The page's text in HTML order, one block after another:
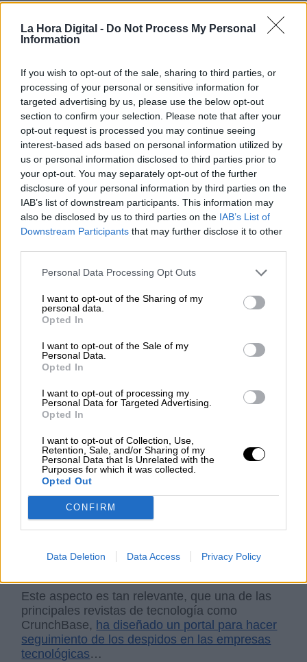
La Hora Digital - Do Not Process My Personal
Information
If you wish to opt-out of the sale, sharing to third parties, or
processing of your personal or sensitive information for
targeted advertising by us, please use the below opt-out
section to confirm your selection. Please note that after your
opt-out request is processed you may continue seeing
interest-based ads based on personal information utilized by
us or personal information disclosed to third parties prior to
your opt-out. You may separately opt-out of the further
disclosure of your personal information by third parties on the
IAB’s list of downstream participants. This information may
also be disclosed by us to third parties on the IAB’s List of
Downstream Participants that may further disclose it to other
Personal Data Processing Opt Outs
I want to opt-out of the Sharing of my
personal data.
Opted In
I want to opt-out of the Sale of my
Personal Data.
Opted In
I want to opt-out of processing my
Personal Data for Targeted Advertising.
Opted In
I want to opt-out of Collection, Use,
Retention, Sale, and/or Sharing of my
Personal Data that Is Unrelated with the
Purposes for which it was collected.
Opted Out
CONFIRM
Data Deletion Data Access Privacy Policy
tecnológicas mundiales están despidiendo a
miles de trabajadores?
La respuesta no es sencilla, y debe afrontarse
desde, al menos, dos vertientes no financieras.
La primera, las ideas innovadoras cada vez son
más escasas; el avance tecnológico que se ha
alcanzado es descomunal y a una gran
velocidad, implicado un agotamiento
tecnológico desde la base.
Ya son pocas las situaciones donde exista una
idea innovadora pura, esencialmente
rompedora y disruptiva que va a crear un nuevo
producto o servicio. Lo que se está haciendo en
muchas empresas es implementar sistemas y
procesos ágiles de mejora continua con
soluciones “novedosas” -pero que ya existían
consiguiendo eficiencias en resultados y en
productos, y presentándolo como avances
es una falacia empresarial para justificar los
ingentes presupuestos en I+D que se utilizan.
La segunda es que ya no son necesarios tantos
investigadores ni trabajadores para ejecutar los
procesos innovadores, y, por consiguiente, son
“prescindibles”. Esto se está demostrando año
tras año: Apple hizo su primer recorte de
cayendo las demás.
Este aspecto es tan relevante, que una de las
principales revistas de tecnología como
CrunchBase, ha diseñado un portal para hacer
seguimiento de los despidos en las empresas
tecnológicas…